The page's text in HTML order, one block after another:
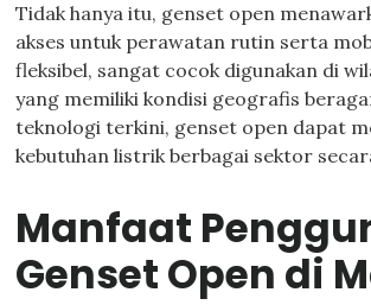
Tidak hanya itu, genset open
akses untuk perawatan rutin serta
fleksibel, sangat cocok digunakan di
yang memiliki kondisi geografis
teknologi terkini, genset open dapat
kebutuhan listrik berbagai sektor
Manfaat
Genset Open di